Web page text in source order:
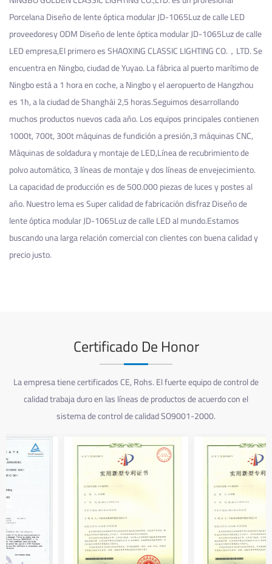
Porcelana Diseño de lente óptica modular JD-1065Luz de calle LED
proveedoresyODM Diseño de lente óptica modular JD-1065Luz de calle
LED empresa,El primero es SHAOXING CLASSIC LIGHTING CO.，LTD. Se
encuentra en Ningbo, ciudad de Yuyao. La fábrica al puerto marítimo de
Ningbo está a 1 hora en coche, a Ningbo y el aeropuerto de Hangzhou
es 1h, a la ciudad de Shanghái 2,5 horas.Seguimos desarrollando
muchos productos nuevos cada año. Los equipos principales contienen
1000t, 700t, 300t máquinas de fundición a presión,3 máquinas CNC,
Máquinas de soldadura y montaje de LED,Línea de recubrimiento de
polvo automático, 3 líneas de montaje y dos líneas de envejecimiento.
La capacidad de producción es de 500.000 piezas de luces y postes al
año. Nuestro lema es Super calidad de fabricacióndisfraz Diseño de
lente óptica modular JD-1065Luz de calle LEDal mundo.Estamos
buscando una larga relación comercial con clientes con buena calidad y
precio justo.
Certificado De Honor
La empresa tiene certificados CE, Rohs. El fuerte equipo de control de
calidad trabaja duro en las líneas de productos de acuerdo con el
sistema de control de calidad SO9001-2000.